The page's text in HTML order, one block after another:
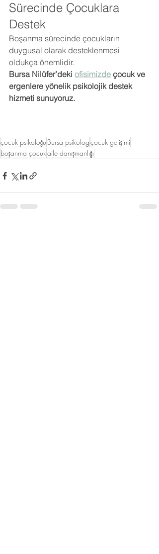
Sürecinde Çocuklara
Destek
Boşanma sürecinde çocukların
duygusal olarak desteklenmesi
oldukça önemlidir.
Bursa Nilüfer’deki ofisimizde çocuk ve
ergenlere yönelik psikolojik destek
hizmeti sunuyoruz.
çocuk psikoloğu Bursa psikologçocuk gelişimi
boşanma çocukaile danışmanlığı